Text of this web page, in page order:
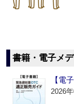
書籍・電子メ
【電
2026